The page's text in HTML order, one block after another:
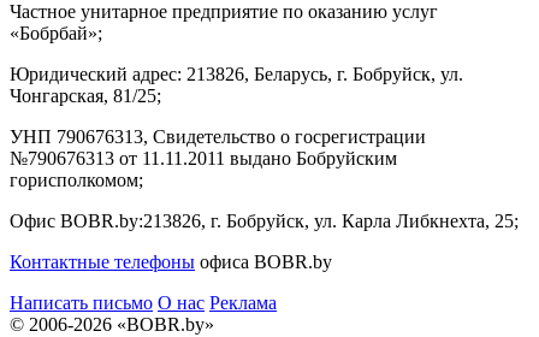
Частное унитарное предприятие по оказанию услуг
«Бобрбай»;
Юридический адрес: 213826, Беларусь, г. Бобруйск, ул.
Чонгарская, 81/25;
УНП 790676313, Свидетельство о госрегистрации
№790676313 от 11.11.2011 выдано Бобруйским
горисполкомом;
Офис BOBR.by:213826, г. Бобруйск, ул. Карла Либкнехта, 25;
Контактные телефоны офиса BOBR.by
Написать письмо О нас Реклама
© 2006-2026 «BOBR.by»